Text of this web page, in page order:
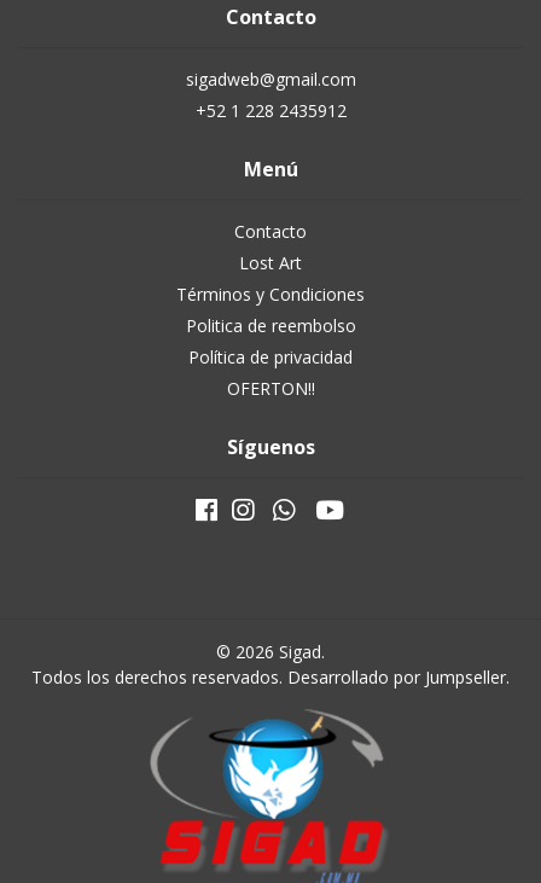
Contacto
sigadweb@gmail.com
+52 1 228 2435912
Menú
Contacto
Lost Art
Términos y Condiciones
Politica de reembolso
Política de privacidad
OFERTON!!
Síguenos
© 2026 Sigad.
Todos los derechos reservados. Desarrollado por Jumpseller.